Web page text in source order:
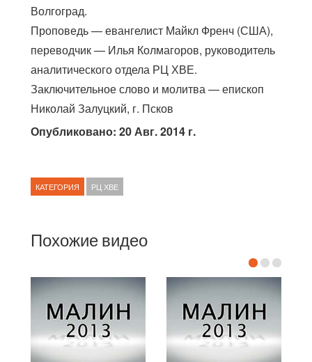
Волгоград.
Проповедь — евангелист Майкл Френч (США),
переводчик — Илья Колмагоров, руководитель
аналитического отдела РЦ ХВЕ.
Заключительное слово и молитва — епископ
Николай Залуцкий, г. Псков
Опубликовано: 20 Авг. 2014 г.
КАТЕГОРИЯ РЦ ХВЕ
Похожие видео